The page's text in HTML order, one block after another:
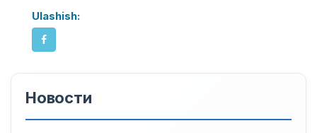
Ulashish:
Новости